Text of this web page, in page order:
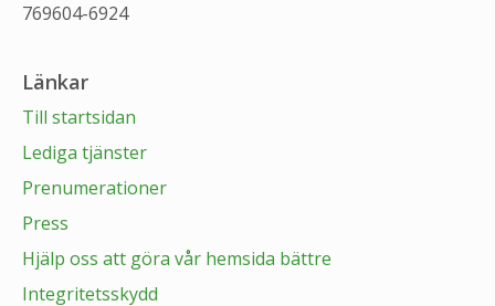
769604-6924
Länkar
Till startsidan
Lediga tjänster
Prenumerationer
Press
Hjälp oss att göra vår hemsida bättre
Integritetsskydd